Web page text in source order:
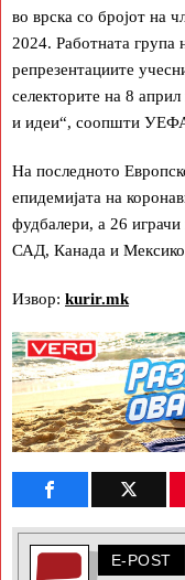
во врска со бројот на
2024. Работната
репрезентациите
селекторите на 8
и идеи“, соопшти
На последното
епидемијата на
фудбалери, а 26
САД, Канада и Мексико
Извор: kurir.mk
E-POST